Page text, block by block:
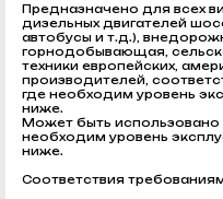
Предназначено для всех
дизельных двигателей
автобусы и т.д.),
горнодобывающая,
техники европейских,
производителей,
где необходим уровень
ниже.
Может быть использовано
необходим уровень
ниже.
Соответствия